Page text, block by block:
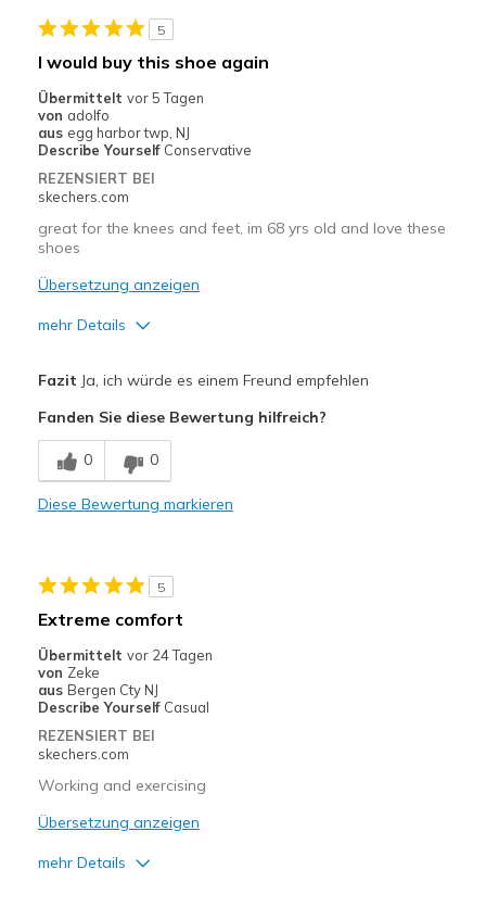
Geeignete Verwendung
Going Out
Travel
Width
Sizing
Feels true to size
5
I would buy this shoe again
Übermittelt vor 5 Tagen
von adolfo
aus egg harbor twp, NJ
Describe Yourself Conservative
REZENSIERT BEI
skechers.com
great for the knees and feet, im 68 yrs old and love these
shoes
Übersetzung anzeigen
mehr Details
Breathe Well
Comfortable
Going Out
Width
Sizing
Feels true to size
View On Shoes
Fazit Ja, ich würde es einem Freund empfehlen
Fanden Sie diese Bewertung hilfreich?
0 0
Diese Bewertung markieren
5
Extreme comfort
Übermittelt vor 24 Tagen
von Zeke
aus Bergen Cty NJ
Describe Yourself Casual
REZENSIERT BEI
skechers.com
Working and exercising
Übersetzung anzeigen
mehr Details